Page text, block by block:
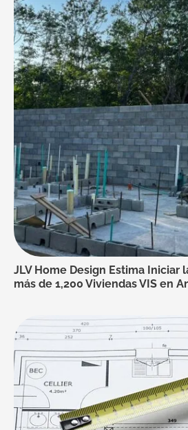
JLV Home Design Estima Iniciar
más de 1,200 Viviendas VIS en